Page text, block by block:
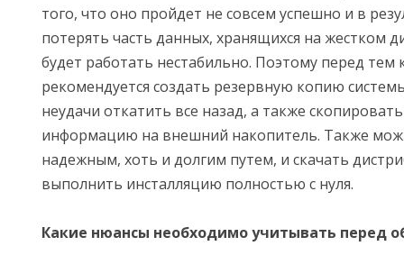
того, что оно пройдет не совсем успешно и в
потерять часть данных, хранящихся на жестком
будет работать нестабильно. Поэтому перед тем
рекомендуется создать резервную копию
неудачи откатить все назад, а также
информацию на внешний накопитель. Также
надежным, хоть и долгим путем, и скачать
выполнить инсталляцию полностью с нуля.
Какие нюансы необходимо учитывать перед